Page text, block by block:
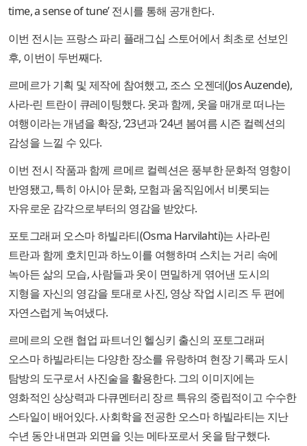
time, a sense of tune’ 전시를 통해 공개한다.
이번 전시는 프랑스 파리 플래그십 스토어에서 최초로 선보인
후, 이번이 두번째다.
르메르가 기획 및 제작에 참여했고, 조스 오젠데(Jos Auzende),
사라-린 트란이 큐레이팅했다. 옷과 함께, 옷을 매개로 떠나는
여행이라는 개념을 확장, ‘23년과 ‘24년 봄여름 시즌 컬렉션의
감성을 느낄 수 있다.
이번 전시 작품과 함께 르메르 컬렉션은 풍부한 문화적 영향이
반영됐고, 특히 아시아 문화, 모험과 움직임에서 비롯되는
자유로운 감각으로부터의 영감을 받았다.
포토그래퍼 오스마 하빌라티(Osma Harvilahti)는 사라-린
트란과 함께 호치민과 하노이를 여행하며 스치는 거리 속에
녹아든 삶의 모습, 사람들과 옷이 면밀하게 엮어낸 도시의
지형을 자신의 영감을 토대로 사진, 영상 작업 시리즈 두 편에
자연스럽게 녹여냈다.
르메르의 오랜 협업 파트너인 헬싱키 출신의 포토그래퍼
오스마 하빌라티는 다양한 장소를 유랑하며 현장 기록과 도시
탐방의 도구로서 사진술을 활용한다. 그의 이미지에는
영화적인 상상력과 다큐멘터리 장르 특유의 중립적이고 수수한
스타일이 배어있다. 사회학을 전공한 오스마 하빌라티는 지난
수년 동안 내면과 외면을 잇는 메타포로서 옷을 탐구했다.